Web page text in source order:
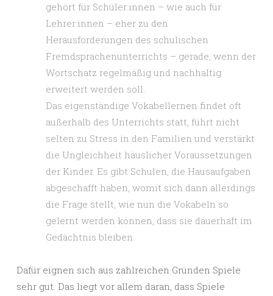
gehört für Schüler:innen – wie auch für
Lehrer:innen – eher zu den
Herausforderungen des schulischen
Fremdsprachenunterrichts – gerade, wenn der
Wortschatz regelmäßig und nachhaltig
erweitert werden soll.
Das eigenständige Vokabellernen findet oft
außerhalb des Unterrichts statt, führt nicht
selten zu Stress in den Familien und verstärkt
die Ungleichheit häuslicher Voraussetzungen
der Kinder. Es gibt Schulen, die Hausaufgaben
abgeschafft haben, womit sich dann allerdings
die Frage stellt, wie nun die Vokabeln so
gelernt werden können, dass sie dauerhaft im
Gedächtnis bleiben.
Dafür eignen sich aus zahlreichen Gründen Spiele
sehr gut. Das liegt vor allem daran, dass Spiele